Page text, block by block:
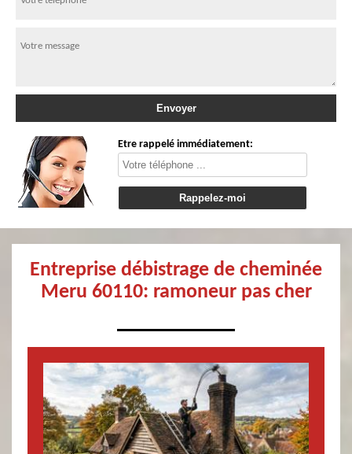
Etre rappelé immédiatement:
Entreprise débistrage de cheminée
Meru 60110: ramoneur pas cher